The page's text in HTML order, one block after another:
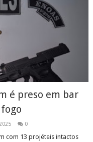
é preso em bar
0
com 13 projéteis intactos